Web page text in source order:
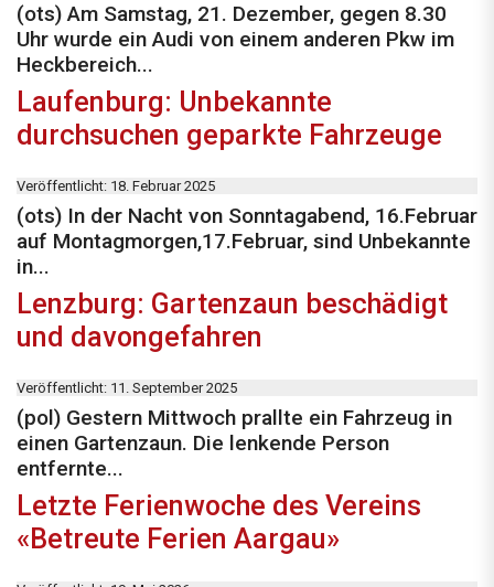
(ots) Am Samstag, 21. Dezember, gegen 8.30
Uhr wurde ein Audi von einem anderen Pkw im
Heckbereich...
Laufenburg: Unbekannte
durchsuchen geparkte Fahrzeuge
Veröffentlicht: 18. Februar 2025
(ots) In der Nacht von Sonntagabend, 16.Februar
auf Montagmorgen,17.Februar, sind Unbekannte
in...
Lenzburg: Gartenzaun beschädigt
und davongefahren
Veröffentlicht: 11. September 2025
(pol) Gestern Mittwoch prallte ein Fahrzeug in
einen Gartenzaun. Die lenkende Person
entfernte...
Letzte Ferienwoche des Vereins
«Betreute Ferien Aargau»